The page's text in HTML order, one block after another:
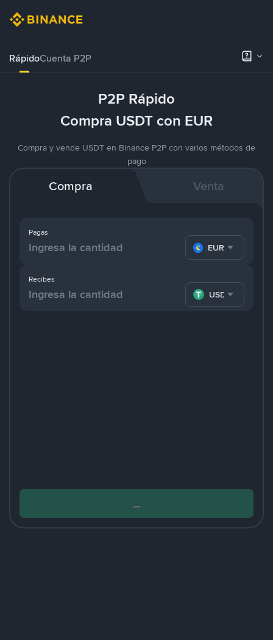
RápidoCuenta P2P
P2P Rápido
Compra USDT con EUR
Compra y vende USDT en Binance P2P con varios métodos de
pago
Compra Venta
Pagas
EUR
Recibes
USDT